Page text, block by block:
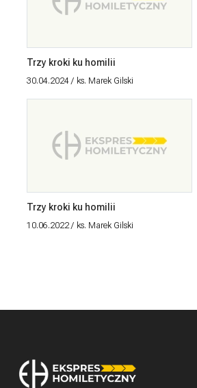
Trzy kroki ku homilii
30.04.2024 ks. Marek Gilski
Trzy kroki ku homilii
10.06.2022 ks. Marek Gilski